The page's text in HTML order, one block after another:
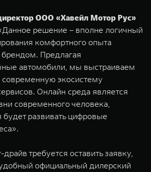
ООО «Хавейл Мотор Рус»
решение – вполне логичный
комфортного опыта
Предлагая
автомобили, мы выстраиваем
экосистему
Онлайн среда является
современного человека,
развивать цифровые
требуется оставить заявку,
официальный дилерский